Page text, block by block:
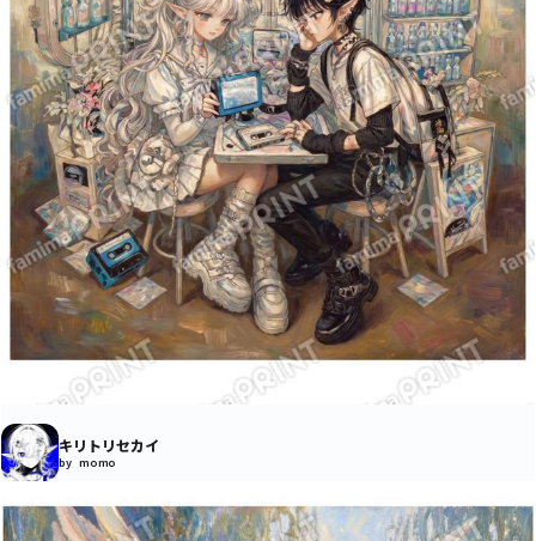
キリトリセカイ
by momo